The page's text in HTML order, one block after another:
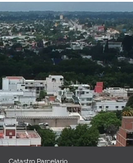
Catastro Parcelario